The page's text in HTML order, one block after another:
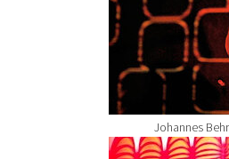
Johannes
Show larger